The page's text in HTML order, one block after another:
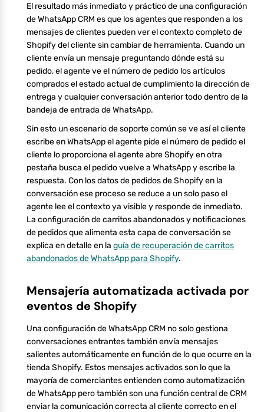
El resultado más inmediato y práctico de una configuración
de WhatsApp CRM es que los agentes que responden a los
mensajes de clientes pueden ver el contexto completo de
Shopify del cliente sin cambiar de herramienta. Cuando un
cliente envía un mensaje preguntando dónde está su
pedido, el agente ve el número de pedido los artículos
comprados el estado actual de cumplimiento la dirección de
entrega y cualquier conversación anterior todo dentro de la
bandeja de entrada de WhatsApp.
Sin esto un escenario de soporte común se ve así el cliente
escribe en WhatsApp el agente pide el número de pedido el
cliente lo proporciona el agente abre Shopify en otra
pestaña busca el pedido vuelve a WhatsApp y escribe la
respuesta. Con los datos de pedidos de Shopify en la
conversación ese proceso se reduce a un solo paso el
agente lee el contexto ya visible y responde de inmediato.
La configuración de carritos abandonados y notificaciones
de pedidos que alimenta esta capa de conversación se
explica en detalle en la guía de recuperación de carritos
abandonados de WhatsApp para Shopify.
Mensajería automatizada activada por
eventos de Shopify
Una configuración de WhatsApp CRM no solo gestiona
conversaciones entrantes también envía mensajes
salientes automáticamente en función de lo que ocurre en la
tienda Shopify. Estos mensajes activados son lo que la
mayoría de comerciantes entienden como automatización
de WhatsApp pero también son una función central de CRM
enviar la comunicación correcta al cliente correcto en el